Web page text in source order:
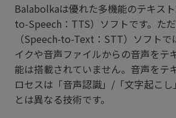
Balabolkaは優れた多機能のテキス
to-Speech：TTS）ソフトです。た
（Speech-to-Text：STT）ソフト
イクや音声ファイルからの音声をテ
能は搭載されていません。音声をテ
ロセスは「音声認識」/「文字起こ
とは異なる技術です。